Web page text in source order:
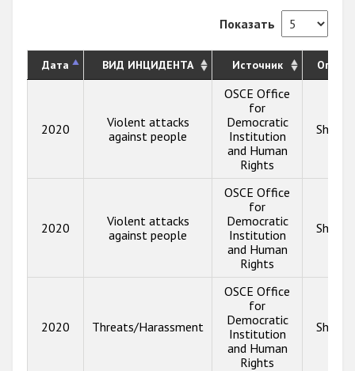
Показать
Дата ВИД ИНЦИДЕНТА Источник
2020
Violent attacks
against people
OSCE Office
for
Democratic
Institution
and Human
Rights
Show
2020
Violent attacks
against people
OSCE Office
for
Democratic
Institution
and Human
Rights
Show
2020 Threats/Harassment
OSCE Office
for
Democratic
Institution
and Human
Rights
Show